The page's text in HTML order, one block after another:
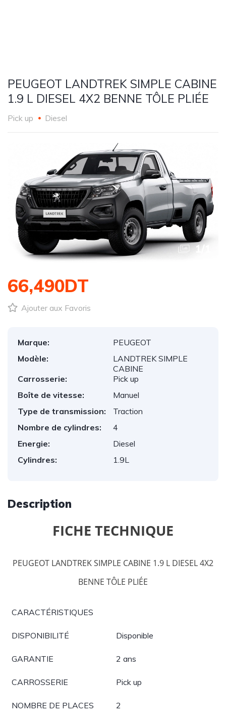
PEUGEOT LANDTREK SIMPLE CABINE
1.9 L DIESEL 4X2 BENNE TÔLE PLIÉE
Pick up Diesel
1/
66,490DT
Ajouter aux Favoris
Marque:
PEUGEOT
Modèle:
LANDTREK SIMPLE
CABINE
Carrosserie:
Pick up
Boîte de vitesse:
Manuel
Type de transmission:
Traction
Nombre de cylindres:
4
Energie:
Diesel
Cylindres:
1.9L
Description
FICHE TECHNIQUE
PEUGEOT LANDTREK SIMPLE CABINE 1.9 L DIESEL 4X2
BENNE TÔLE PLIÉE
CARACTÉRISTIQUES
DISPONIBILITÉ Disponible
GARANTIE 2 ans
CARROSSERIE Pick up
NOMBRE DE PLACES 2